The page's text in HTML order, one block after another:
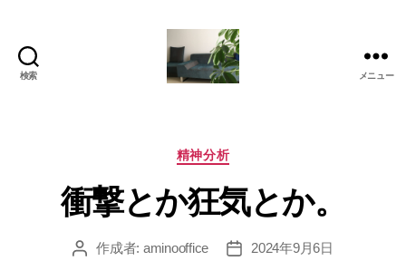
検索
美
か
も
あ
メニュー
カ
ゴ
リ
精神分析
衝撃とか狂気とか。
投 作成者: aminooffice
投
2024年9月6日